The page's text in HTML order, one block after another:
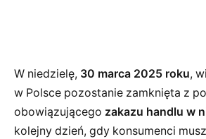
W niedzielę, 30 marca 2025 roku,
w Polsce pozostanie zamknięta z
obowiązującego zakazu handlu w
kolejny dzień, gdy konsumenci